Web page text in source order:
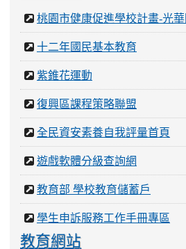
桃園市健康促進學校計畫-光
十二年國民基本教育
紫錐花運動
復興區課程策略聯盟
全民資安素養自我評量首頁
遊戲軟體分級查詢網
教育部 學校教育儲蓄戶
學生申訴服務工作手冊專區
教育網站